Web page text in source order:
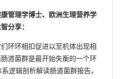
管理学博士、欧洲生理营养学
分享：
环环相扣促进以至机体出现相
道菌群是最开始失衡的一个环
逻辑剖析解读肠道菌群报告，